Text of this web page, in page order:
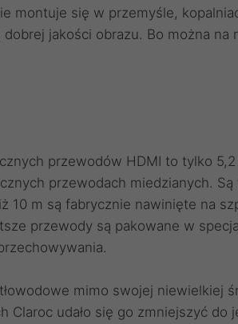
montuje się w przemyśle,
jakości obrazu. Bo można na
przewodów HDMI to tylko
przewodach miedzianych.
10 m są fabrycznie nawinięte na
przewody są pakowane w
mimo swojej niewielkiej
Claroc udało się go zmniejszyć